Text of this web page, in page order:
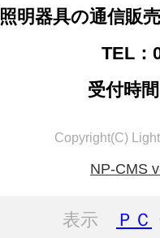
照明器具の通信販
TEL：
受付時
Copyright(C)
NP-CMS
表示 ＰＣ